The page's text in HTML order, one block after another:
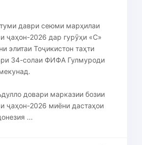
даври сеюми марҳилаи
ҷаҳон-2026 дар гурӯҳи «С»
элитаи Тоҷикистон таҳти
34-солаи ФИФА Гулмуроди
довари марказии бозии
ҷаҳон-2026 миёни дастаҳои
...